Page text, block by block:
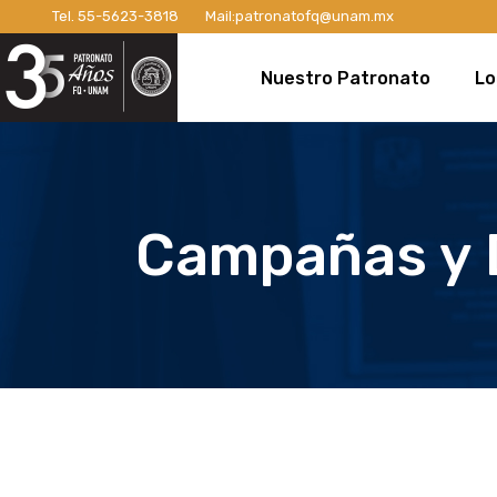
Tel. 55-5623-3818 Mail:patronatofq@unam.mx
Nuestro Patronato
Consejo Directivo
Patronos Fundadores
Manifiesto
Consejo Directivo
Miembros Activos
Informes de Gestión
Campañas y